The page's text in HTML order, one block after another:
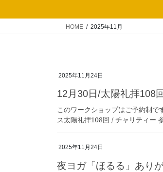
HOME 2025年11月
2025年11月24日
12月30日/太陽礼拝108
このワークショップはご予約制
ス太陽礼拝108回 / チャリティー
2025年11月24日
夜ヨガ「ほるる」あり